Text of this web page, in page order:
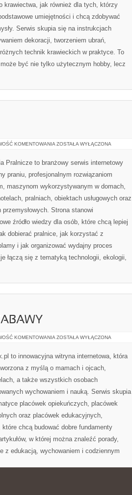
krawiectwa, jak również dla tych, którzy
umiejętności i chcą zdobywać
Serwis skupia się na instrukcjach
dekoracji, tworzeniem ubrań,
technik krawieckich w praktyce. To
być nie tylko użytecznym hobby, lecz
KOMENTOWANIA PORADNIK
ZOSTAŁA WYŁĄCZONA
Pralnicze to branżowy serwis internetowy
praniu, profesjonalnym rozwiązaniom
maszynom wykorzystywanym w domach,
pralniach, obiektach usługowych oraz
przemysłowych. Strona stanowi
źródło wiedzy dla osób, które chcą lepiej
dobierać pralnice, jak korzystać z
i jak organizować wydajny proces
łączą się z tematyką technologii, ekologii,
KOMENTOWANIA METODY
ZABAWY
ZOSTAŁA WYŁĄCZONA
to innowacyjna witryna internetowa, która
z myślą o mamach i ojcach,
a także wszystkich osobach
wychowaniem i nauką. Serwis skupia
placówek opiekuńczych, placówek
oraz placówek edukacyjnych,
chcą budować dobre fundamenty
w której można znaleźć porady,
z edukacją, wychowaniem i codziennym